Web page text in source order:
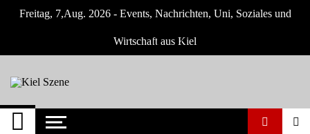
Freitag, 7,Aug. 2026 - Events, Nachrichten, Uni, Soziales und
Wirtschaft aus Kiel
Kiel Szene
Neuigkeiten und Nachrichten aus Kiel und
Umgebung